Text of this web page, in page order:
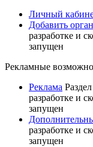
Личный
Добавить
разработке и
запущен
Рекламные
Реклама
разработке и
запущен
разработке и
запущен